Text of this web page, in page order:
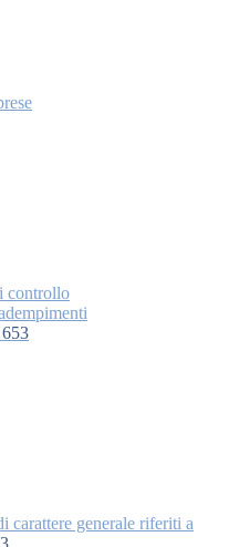
controllo
653
carattere generale riferiti a